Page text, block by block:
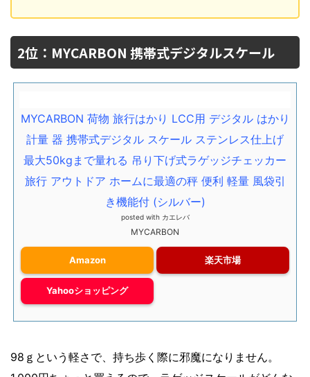
2位：MYCARBON 携帯式デジタルスケール
MYCARBON 荷物 旅行はかり LCC用 デジタル はかり
計量 器 携帯式デジタル スケール ステンレス仕上げ
最大50kgまで量れる 吊り下げ式ラゲッジチェッカー
旅行 アウトドア ホームに最適の秤 便利 軽量 風袋引
き機能付 (シルバー)
posted with カエレバ
MYCARBON
Amazon 楽天市場
Yahooショッピング
98ｇという軽さで、持ち歩く際に邪魔になりません。